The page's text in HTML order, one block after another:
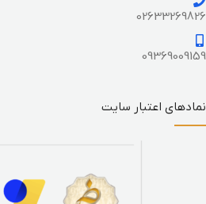
02633269826
09369009159
نمادهای اعتبار سایت